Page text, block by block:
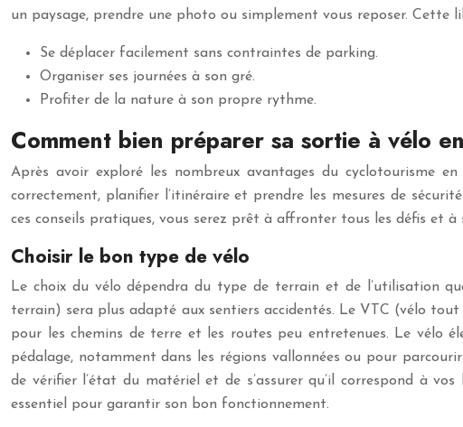
un paysage, prendre une photo ou simplement vous reposer. Cette
Se déplacer facilement sans contraintes de parking.
Organiser ses journées à son gré.
Profiter de la nature à son propre rythme.
Comment bien préparer sa sortie à vélo
Après avoir exploré les nombreux avantages du cyclotourisme
correctement, planifier l’itinéraire et prendre les mesures de
ces conseils pratiques, vous serez prêt à affronter tous les défis et
Choisir le bon type de vélo
Le choix du vélo dépendra du type de terrain et de l’utilisation
terrain) sera plus adapté aux sentiers accidentés. Le VTC (vélo
pour les chemins de terre et les routes peu entretenues. Le vélo
pédalage, notamment dans les régions vallonnées ou pour
de vérifier l’état du matériel et de s’assurer qu’il correspond à
essentiel pour garantir son bon fonctionnement.